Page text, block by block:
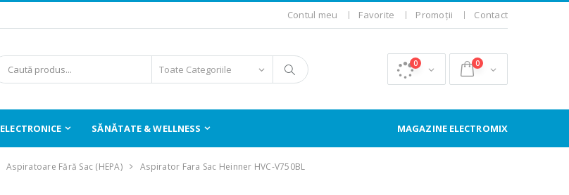
Contul meu Favorite Promoții Contact
0 0
ELECTRONICE SĂNĂTATE & WELLNESS MAGAZINE ELECTROMIX
Aspiratoare Fără Sac (HEPA) Aspirator Fara Sac Heinner HVC-V750BL